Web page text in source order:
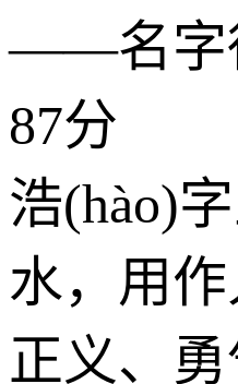
——名字
87分
浩(hào)
水，用
正义、